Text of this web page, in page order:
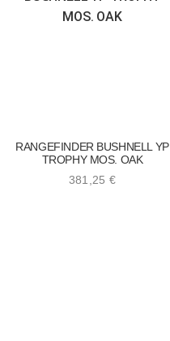
381,25 €
RANGEFINDER BUSHNELL YP
TROPHY MOS. OAK